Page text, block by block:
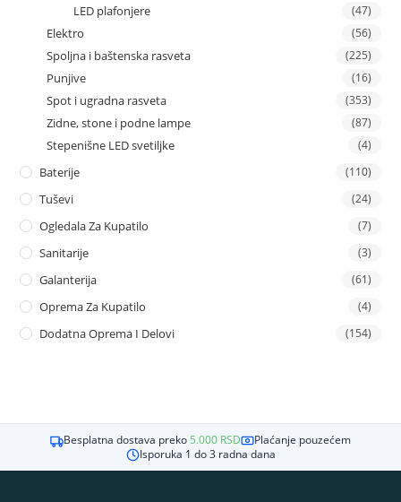
LED plafonjere (47)
Elektro (56)
Spoljna i baštenska rasveta (225)
Punjive (16)
Spot i ugradna rasveta (353)
Zidne, stone i podne lampe (87)
Stepenišne LED svetiljke (4)
Baterije (110)
Tuševi (24)
Ogledala Za Kupatilo (7)
Sanitarije (3)
Galanterija (61)
Oprema Za Kupatilo (4)
Dodatna Oprema I Delovi (154)
Besplatna dostava preko 5.000 RSD
Plaćanje pouzećem
Isporuka 1 do 3 radna dana